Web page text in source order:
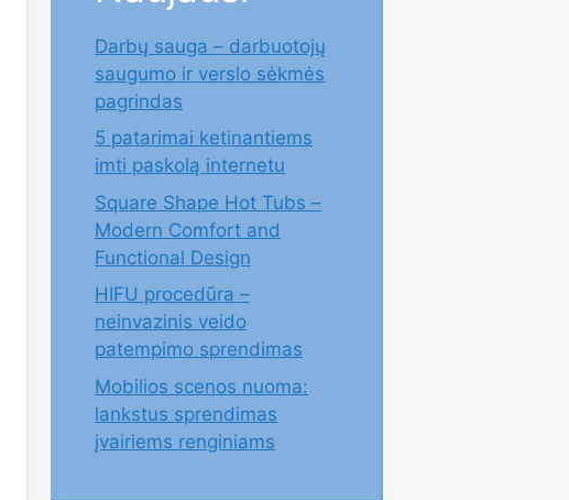
Darbų sauga – darbuotojų
saugumo ir verslo sėkmės
pagrindas
5 patarimai ketinantiems
imti paskolą internetu
Square Shape Hot Tubs –
Modern Comfort and
Functional Design
HIFU procedūra –
neinvazinis veido
patempimo sprendimas
Mobilios scenos nuoma:
lankstus sprendimas
įvairiems renginiams